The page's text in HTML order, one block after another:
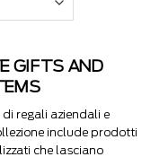
GIFTS AND
regali aziendali e
include prodotti
che lasciano